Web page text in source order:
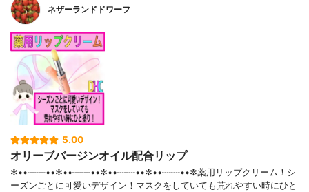
ネザーランドドワーフ
5.00
オリーブバージンオイル配合リップ
✼••┈┈••✼••┈┈••✼••┈┈••✼••┈┈••✼薬用リップクリーム！シ
ーズンごとに可愛いデザイン！マスクをしていても荒れやすい時にひと